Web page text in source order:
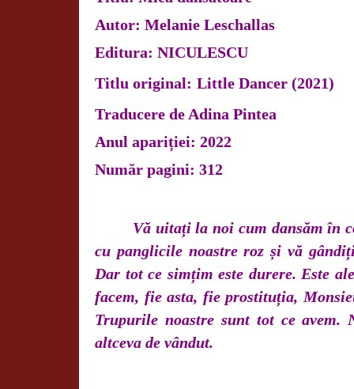
Autor: Melanie Leschallas
Editura: NICULESCU
Titlu original: Little Dancer (2021)
Traducere de Adina Pintea
Anul apariției: 2022
Număr pagini: 312
Vă uitați la noi cum dansăm în
cu panglicile noastre roz și vă
Dar tot ce simțim este durere. Este
facem, fie asta, fie prostituția,
Trupurile noastre sunt tot ce avem.
altceva de vândut.